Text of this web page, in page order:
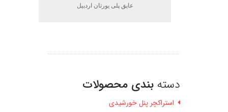
عایق پلی یورتان اردبیل
دسته بندی محصولات
استراکچر پنل خورشیدی